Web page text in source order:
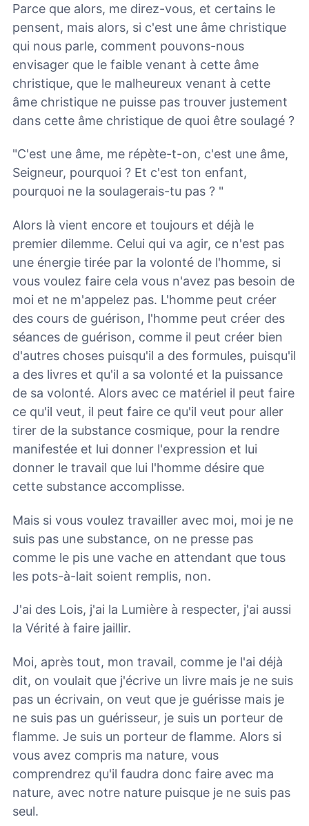
Parce que alors, me direz-vous, et certains le
pensent, mais alors, si c'est une âme christique
qui nous parle, comment pouvons-nous
envisager que le faible venant à cette âme
christique, que le malheureux venant à cette
âme christique ne puisse pas trouver justement
dans cette âme christique de quoi être soulagé ?
"C'est une âme, me répète-t-on, c'est une âme,
Seigneur, pourquoi ? Et c'est ton enfant,
pourquoi ne la soulagerais-tu pas ? "
Alors là vient encore et toujours et déjà le
premier dilemme. Celui qui va agir, ce n'est pas
une énergie tirée par la volonté de l'homme, si
vous voulez faire cela vous n'avez pas besoin de
moi et ne m'appelez pas. L'homme peut créer
des cours de guérison, l'homme peut créer des
séances de guérison, comme il peut créer bien
d'autres choses puisqu'il a des formules, puisqu'il
a des livres et qu'il a sa volonté et la puissance
de sa volonté. Alors avec ce matériel il peut faire
ce qu'il veut, il peut faire ce qu'il veut pour aller
tirer de la substance cosmique, pour la rendre
manifestée et lui donner l'expression et lui
donner le travail que lui l'homme désire que
cette substance accomplisse.
Mais si vous voulez travailler avec moi, moi je ne
suis pas une substance, on ne presse pas
comme le pis une vache en attendant que tous
les pots-à-lait soient remplis, non.
J'ai des Lois, j'ai la Lumière à respecter, j'ai aussi
la Vérité à faire jaillir.
Moi, après tout, mon travail, comme je l'ai déjà
dit, on voulait que j'écrive un livre mais je ne suis
pas un écrivain, on veut que je guérisse mais je
ne suis pas un guérisseur, je suis un porteur de
flamme. Je suis un porteur de flamme. Alors si
vous avez compris ma nature, vous
comprendrez qu'il faudra donc faire avec ma
nature, avec notre nature puisque je ne suis pas
seul.